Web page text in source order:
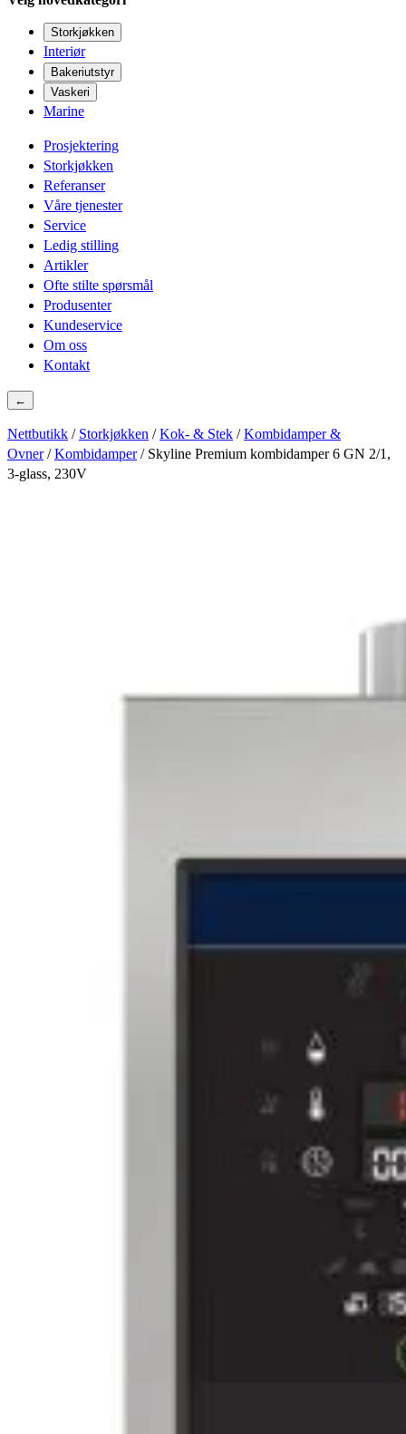
Storkjøkken
Interiør
Bakeriutstyr
Vaskeri
Marine
Prosjektering
Storkjøkken
Referanser
Våre tjenester
Service
Ledig stilling
Artikler
Ofte stilte spørsmål
Produsenter
Kundeservice
Om oss
Kontakt
←
Nettbutikk / Storkjøkken /Kok- & Stek /Kombidamper &
Ovner/Kombidamper/ Skyline Premium kombidamper 6 GN 2/1,
3-glass, 230V